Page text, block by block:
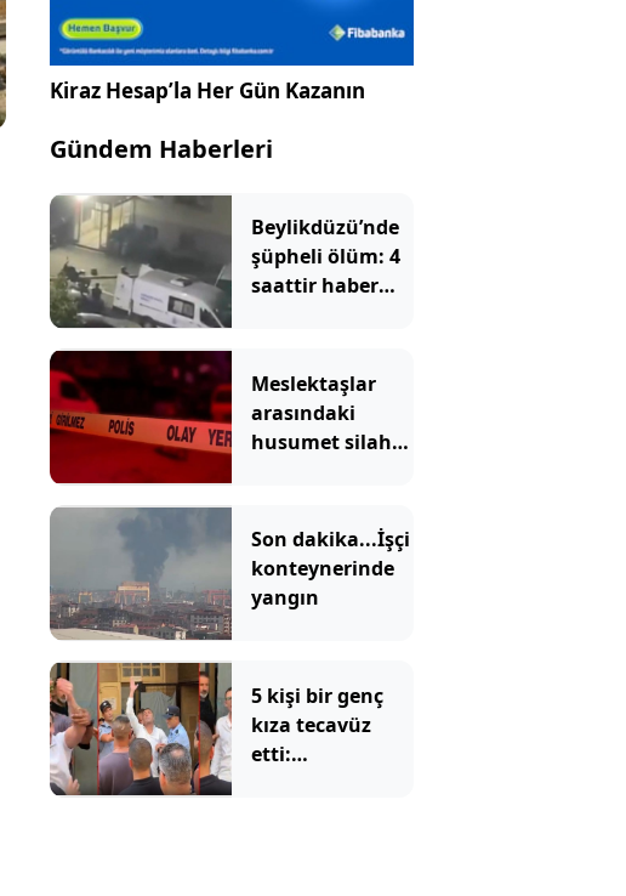
Kiraz Hesap’la Her Gün Kazanın
Gündem Haberleri
Beylikdüzü’nde
şüpheli ölüm: 4
saattir haber
Meslektaşlar
arasındaki
husumet silahlı
Son dakika...İşçi
konteynerinde
yangın
5 kişi bir genç
kıza tecavüz
etti: